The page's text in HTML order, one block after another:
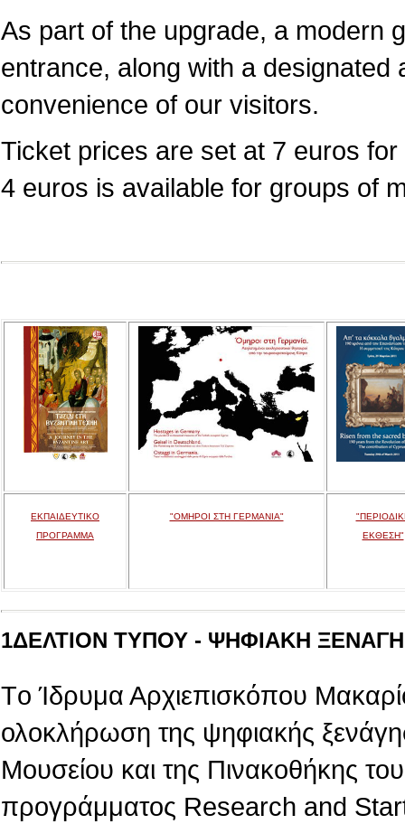
As part of the upgrade, a modern
entrance, along with a
convenience of our visitors.
Ticket prices are set at 7 euros
4 euros is available for groups of
ΕΚΠΑΙΔΕΥΤΙΚΟ
ΠΡΟΓΡΑΜΜΑ
"ΟΜΗΡΟΙ ΣΤΗ ΓΕΡΜΑΝΙΑ"
ΕΚΘΕΣΗ"
1ΔΕΛΤΙΟΝ ΤΥΠΟΥ - ΨΗΦΙΑΚΗ
Tο Ίδρυμα Αρχιεπισκόπου
ολοκλήρωση της ψηφιακής
Μουσείου και της Πινακοθήκης
προγράμματος Research and